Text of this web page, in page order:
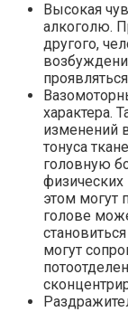
Высокая
алкоголю.
другого,
характера.
изменений
тонуса
головную
физических
этом могут
голове
могут